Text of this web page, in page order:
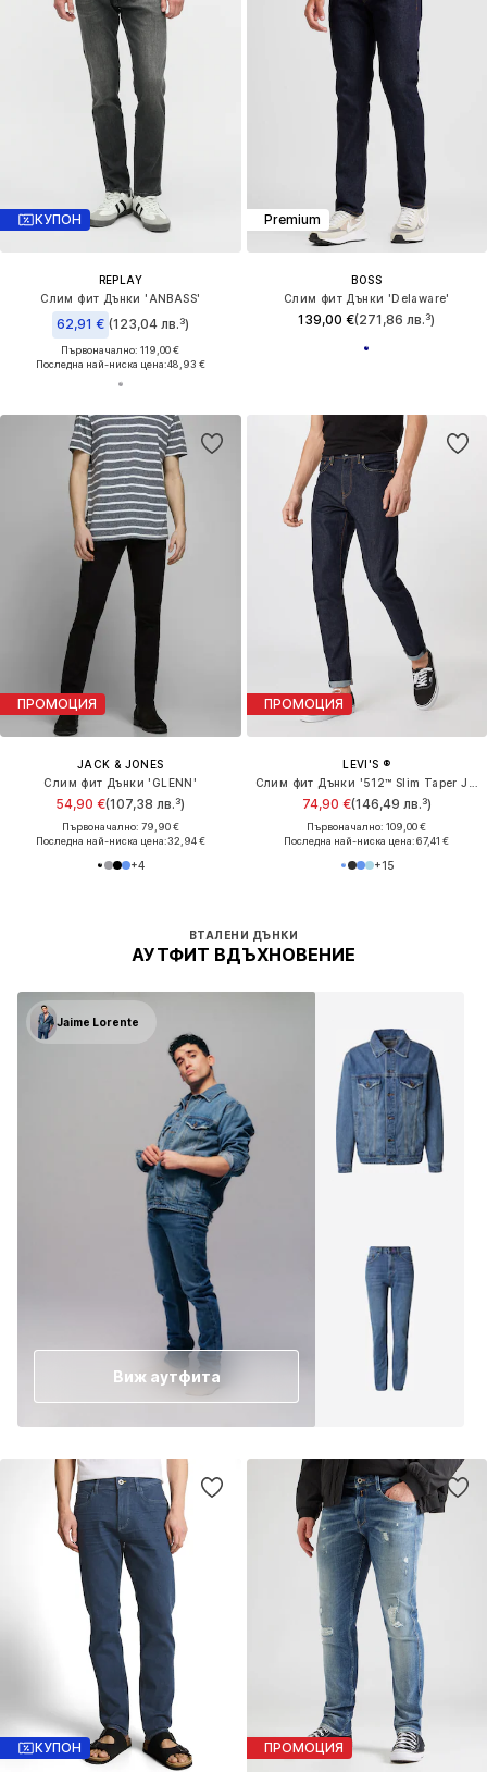
КУПОН
REPLAY
Слим фит Дънки 'ANBASS'
62,91 € (123,04 лв.³)
Първоначално: 119,00 €
Последна най-ниска цена:48,93 €
Premium
BOSS
Слим фит Дънки 'Delaware'
139,00 €(271,86 лв.³)
ПРОМОЦИЯ
JACK & JONES
Слим фит Дънки 'GLENN'
54,90 €(107,38 лв.³)
Първоначално: 79,90 €
Последна най-ниска цена:32,94 €
+4
ВТАЛЕНИ ДЪНКИ
АУТФИТ ВДЪХНОВЕНИЕ
Jaime Lorente
Виж аутфита
ПРОМОЦИЯ
LEVI'S ®
74,90 €(146,49 лв.³)
Първоначално: 109,00 €
Последна най-ниска цена:67,41 €
+15
КУПОН ПРОМОЦИЯ